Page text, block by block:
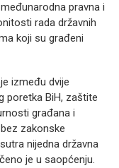
pravna i
rada državnih
koji su građeni
između dvije
poretka BiH, zaštite
građana i
zakonske
nijedna državna
je u saopćenju.